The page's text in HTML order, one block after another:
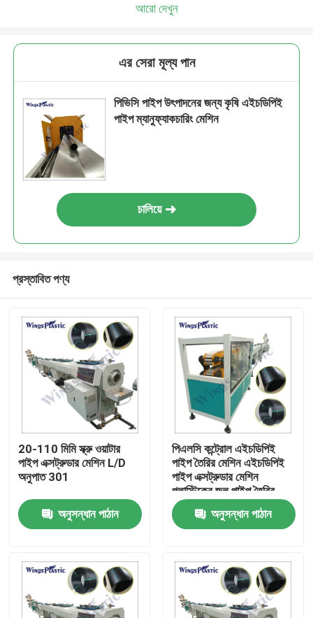
বাড়ি
পণ্য
আমাদের সম্পর্কে
আরো দেখুন
এর সেরা মূল্য পান
পিভিসি পাইপ উৎপাদনের জন্য কৃষি এইচডিপিই
পাইপ ম্যানুফ্যাকচারিং মেশিন
চালিয়ে
প্রস্তাবিত পণ্য
20-110 মিমি স্ক্রু ওয়াটার
পাইপ এক্সট্রুডার মেশিন L/D
অনুপাত 301
অনুসন্ধান পাঠান
পিএলসি কন্ট্রোল এইচডিপিই
পাইপ তৈরির মেশিন এইচডিপিই
পাইপ এক্সট্রুডার মেশিন
প্লাস্টিকের জল পাইপ তৈরির
মেশিন
অনুসন্ধান পাঠান